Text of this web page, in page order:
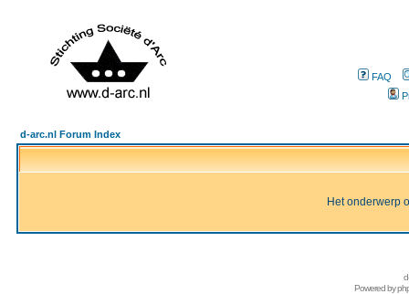
FAQ
d-arc.nl Forum Index
Het onderwerp
Powered by